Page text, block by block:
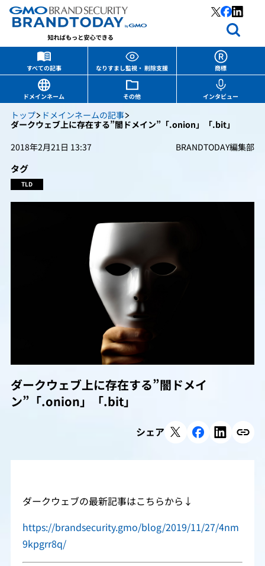
すべての記事 なりすまし監視・ 削除支援
商標
ドメインネーム
その他 インタビュー
トップ ドメインネームの記事
ダークウェブ上に存在する”闇ドメイン”「.onion」「.bit」
2018年2月21日 13:37
BRANDTODAY編集部
タグ
TLD
ダークウェブ上に存在する”闇ドメイ
ン”「.onion」「.bit」
シェア
ダークウェブの最新記事はこちらから↓
https://brandsecurity.gmo/blog/2019/11/27/4nm
9kpgrr8q/